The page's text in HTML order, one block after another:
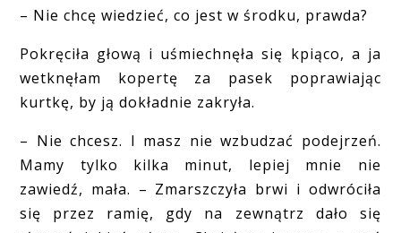
– Nie chcę wiedzieć, co jest w środku, prawda?
Pokręciła głową i uśmiechnęła się kpiąco, a ja
wetknęłam kopertę za pasek poprawiając
kurtkę, by ją dokładnie zakryła.
– Nie chcesz. I masz nie wzbudzać podejrzeń.
Mamy tylko kilka minut, lepiej mnie nie
zawiedź, mała. – Zmarszczyła brwi i odwróciła
się przez ramię, gdy na zewnątrz dało się